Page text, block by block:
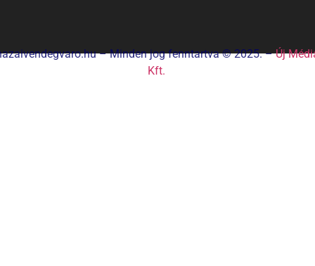
– Minden jog fenntartva © 2025. –Új
Kft.